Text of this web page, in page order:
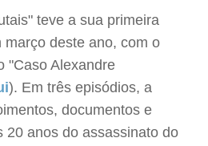
teve a sua primeira
deste ano, com o
"Caso Alexandre
). Em três episódios, a
documentos e
20 anos do assassinato do